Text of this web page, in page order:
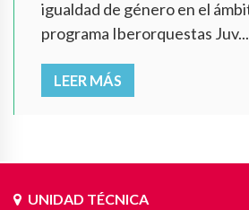
igualdad de género en el
programa Iberorquestas Juv...
LEER MÁS
UNIDAD TÉCNICA